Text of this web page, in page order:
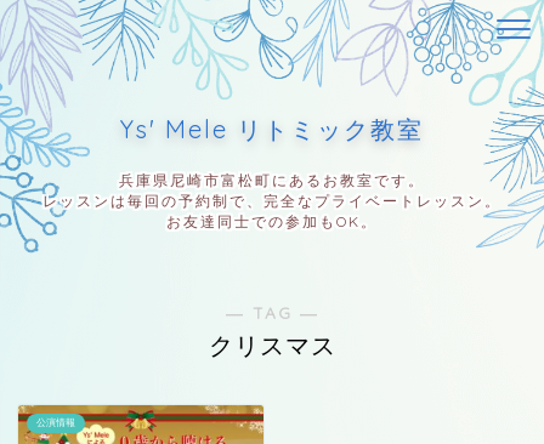
Ys' Mele リトミック教室
兵庫県尼崎市富松町にあるお教室です。
レッスンは毎回の予約制で、完全なプライベートレッスン。
お友達同士での参加もOK。
― TAG ―
クリスマス
公演情報